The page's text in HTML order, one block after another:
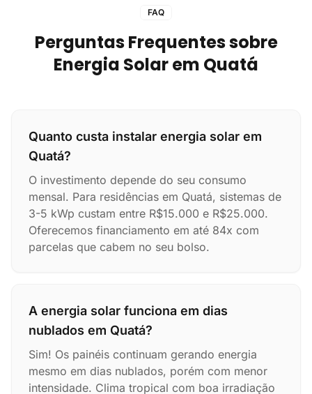
FAQ
Perguntas Frequentes sobre
Energia Solar em Quatá
Quanto custa instalar energia solar em
Quatá?
O investimento depende do seu consumo
mensal. Para residências em Quatá, sistemas de
3-5 kWp custam entre R$15.000 e R$25.000.
Oferecemos financiamento em até 84x com
parcelas que cabem no seu bolso.
A energia solar funciona em dias
nublados em Quatá?
Sim! Os painéis continuam gerando energia
mesmo em dias nublados, porém com menor
intensidade. Clima tropical com boa irradiação